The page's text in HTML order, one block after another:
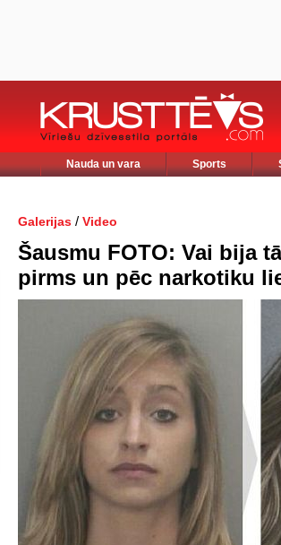
Nauda un vara Sports
Galerijas / Video
Šausmu FOTO: Vai bija
pirms un pēc narkotiku